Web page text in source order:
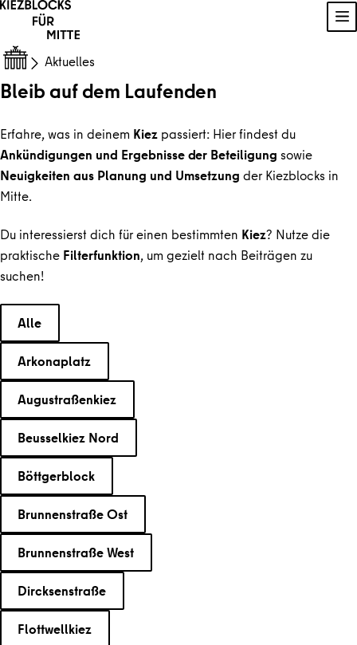
Zum Inhalt springen
Aktuelles
Bleib auf dem Laufenden
Erfahre, was in deinem Kiez passiert: Hier findest du
Ankündigungen und Ergebnisse der Beteiligung sowie
Neuigkeiten aus Planung und Umsetzung der Kiezblocks in
Mitte.
Du interessierst dich für einen bestimmten Kiez? Nutze die
praktische Filterfunktion, um gezielt nach Beiträgen zu
suchen!
Alle
Arkonaplatz
Augustraßenkiez
Beusselkiez Nord
Böttgerblock
Brunnenstraße Ost
Brunnenstraße West
Dircksenstraße
Flottwellkiez